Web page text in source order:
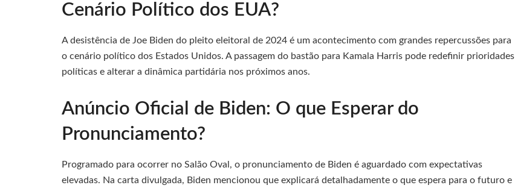
Cenário Político dos EUA?
A desistência de Joe Biden do pleito eleitoral de 2024 é um acontecimento com grandes repercussões para
o cenário político dos Estados Unidos. A passagem do bastão para Kamala Harris pode redefinir prioridades
políticas e alterar a dinâmica partidária nos próximos anos.
Anúncio Oficial de Biden: O que Esperar do
Pronunciamento?
Programado para ocorrer no Salão Oval, o pronunciamento de Biden é aguardado com expectativas
elevadas. Na carta divulgada, Biden mencionou que explicará detalhadamente o que espera para o futuro e